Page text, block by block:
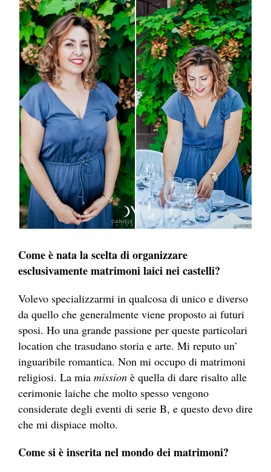
Come è nata la scelta di organizzare
esclusivamente matrimoni laici nei castelli?
Volevo specializzarmi in qualcosa di unico e diverso
da quello che generalmente viene proposto ai futuri
sposi. Ho una grande passione per queste particolari
location che trasudano storia e arte. Mi reputo un’
inguaribile romantica. Non mi occupo di matrimoni
religiosi. La mia mission è quella di dare risalto alle
cerimonie laiche che molto spesso vengono
considerate degli eventi di serie B, e questo devo dire
che mi dispiace molto.
Come si è inserita nel mondo dei matrimoni?